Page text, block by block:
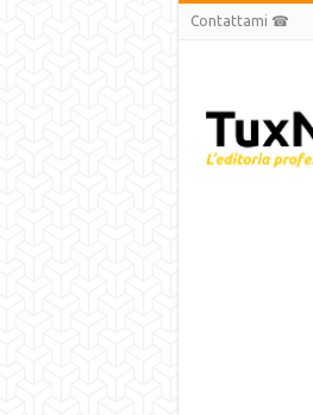
Contattami ☎